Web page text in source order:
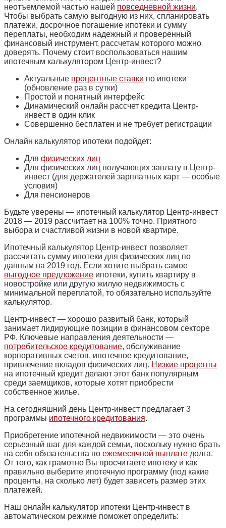
неотъемлемой частью нашей повседневной жизни.
Чтобы выбрать самую выгодную из них, спланировать
платежи, досрочное погашение ипотеки и сумму
переплаты, необходим надежный и проверенный
финансовый инструмент, рассчетам которого можно
доверять. Почему стоит воспользоваться нашим
ипотечным калькулятором Центр-инвест?
Актуальные процентные ставки по ипотеки
(обновление раз в сутки)
Простой и понятный интерфейс
Динамический онлайн рассчет кредита Центр-
инвест в один клик
Совершенно бесплатен и не требует регистрации
Онлайн калькулятор ипотеки подойдет:
Для физических лиц
Для физических лиц получающих заплату в Центр-
инвест (для держателей зарплатных карт — особые
условия)
Для пенсионеров
Будьте уверены — ипотечный калькулятор Центр-инвест
2018 — 2019 рассчитает на 100% точно. Приятного
выбора и счастливой жизни в новой квартире.
Ипотечный калькулятор Центр-инвест позволяет
рассчитать сумму ипотеки для физических лиц по
данным на 2019 год. Если хотите выбрать самое
выгодное предложение ипотеки, купить квартиру в
новостройке или другую жилую недвижимость с
минимальной переплатой, то обязательно используйте
калькулятор.
Центр-инвест — хорошо развитый банк, который
занимает лидирующие позиции в финансовом секторе
РФ. Ключевые направления деятельности —
потребительское кредитование, обслуживание
корпоративных счетов, ипотечное кредитование,
привлечение вкладов физических лиц. Низкие проценты
на ипотечный кредит делают этот банк популярным
среди заемщиков, которые хотят приобрести
собственное жилье.
На сегодняшний день Центр-инвест предлагает 3
программы ипотечного кредитования.
Приобретение ипотечной недвижимости — это очень
серьезный шаг для каждой семьи, поскольку нужно брать
на себя обязательства по ежемесячной выплате долга.
От того, как грамотно Вы просчитаете ипотеку и как
правильно выберите ипотечную программу (под какие
проценты, на сколько лет) будет зависеть размер этих
платежей.
Наш онлайн калькулятор ипотеки Центр-инвест в
автоматическом режиме поможет определить: